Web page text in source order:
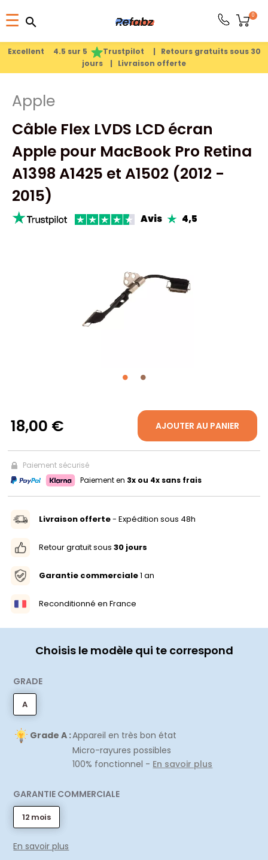
Excellent 4.5 sur 5 Trustpilot | Retours gratuits sous 30
jours | Livraison offerte
Basculer
la
navigation
☰ search
0
search
18,00 € AJOUTER AU PANIER
Paiement sécurisé
Paiement en 3x ou 4x sans frais
Livraison offerte- Expédition sous 48h
Retour gratuit sous 30 jours
Garantie commerciale1 an
Reconditionné en France
Choisis le modèle qui te correspond
GRADE
A
Grade A :Appareil en très bon état
Micro-rayures possibles
100% fonctionnel - En savoir plus
GARANTIE COMMERCIALE
12 mois
En savoir plus
Apple
Câble Flex LVDS LCD écran
Apple pour MacBook Pro Retina
A1398 A1425 et A1502 (2012 -
2015)
Avis 4,5
search
PRODUITS
APPLE
PIÈCES
DÉTACHÉES
MEILLEURES
VENTES